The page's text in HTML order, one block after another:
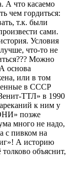
А что касаемо
чем гордиться:
т.к. были
сами.
Условия
что-то не
Можно
основа
или в том
в СССР
ТТЛ» в 1990
к ним у
позже
много не надо,
с пивком на
А историю
объяснит,